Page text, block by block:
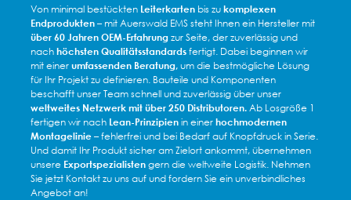
Von minimal bestückten Leiterkarten bis zukomplexen
Endprodukten– mit Auerswald EMS steht Ihnen ein Hersteller mit
über 60 Jahren OEM-Erfahrungzur Seite, der zuverlässig und
nachhöchsten Qualitätsstandardsfertigt. Dabei beginnen wir
mit einerumfassenden Beratung,um die bestmögliche Lösung
für Ihr Projekt zu definieren. Bauteile und Komponenten
beschafft unser Team schnell und zuverlässig über unser
weltweites Netzwerk mit über 250 Distributoren.Ab Losgröße 1
fertigen wir nach Lean-Prinzipienin einerhochmodernen
Montagelinie– fehlerfrei und bei Bedarf auf Knopfdruck in Serie.
Und damit Ihr Produkt sicher am Zielort ankommt, übernehmen
unsere Exportspezialistengern die weltweite Logistik. Nehmen
Sie jetzt Kontakt zu uns auf und fordern Sie ein unverbindliches
Angebot an!